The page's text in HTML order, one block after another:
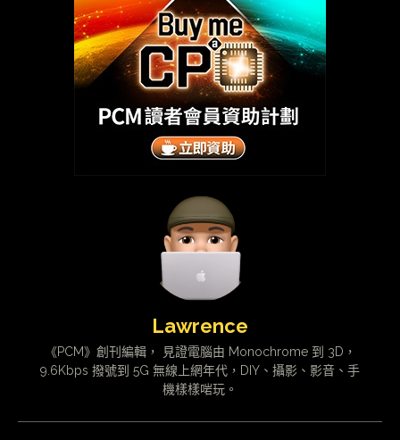
Lawrence
《PCM》創刊編輯， 見證電腦由 Monochrome 到 3D，
9.6Kbps 撥號到 5G 無線上網年代，DIY、攝影、影音、手
機樣樣啱玩。